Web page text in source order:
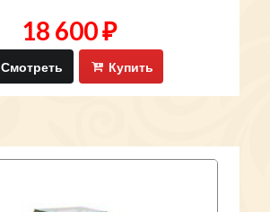
18 600 ₽
Смотреть Купить